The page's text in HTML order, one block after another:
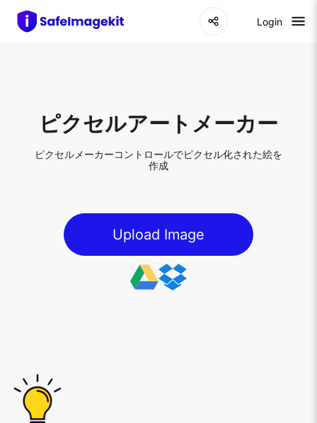
Login
ピクセルアートメーカー
ピクセルメーカーコントロールでピクセル化された絵を
作成
Upload Image